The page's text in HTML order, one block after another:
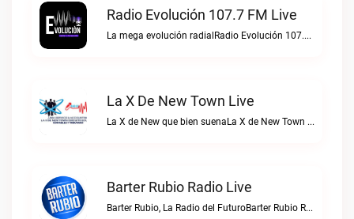
Radio Evolución 107.7 FM Live
La mega evolución radialRadio Evolución 107.7 FM live
La X De New Town Live
La X de New que bien suenaLa X de New Town live
Barter Rubio Radio Live
Barter Rubio, La Radio del FuturoBarter Rubio Radio live